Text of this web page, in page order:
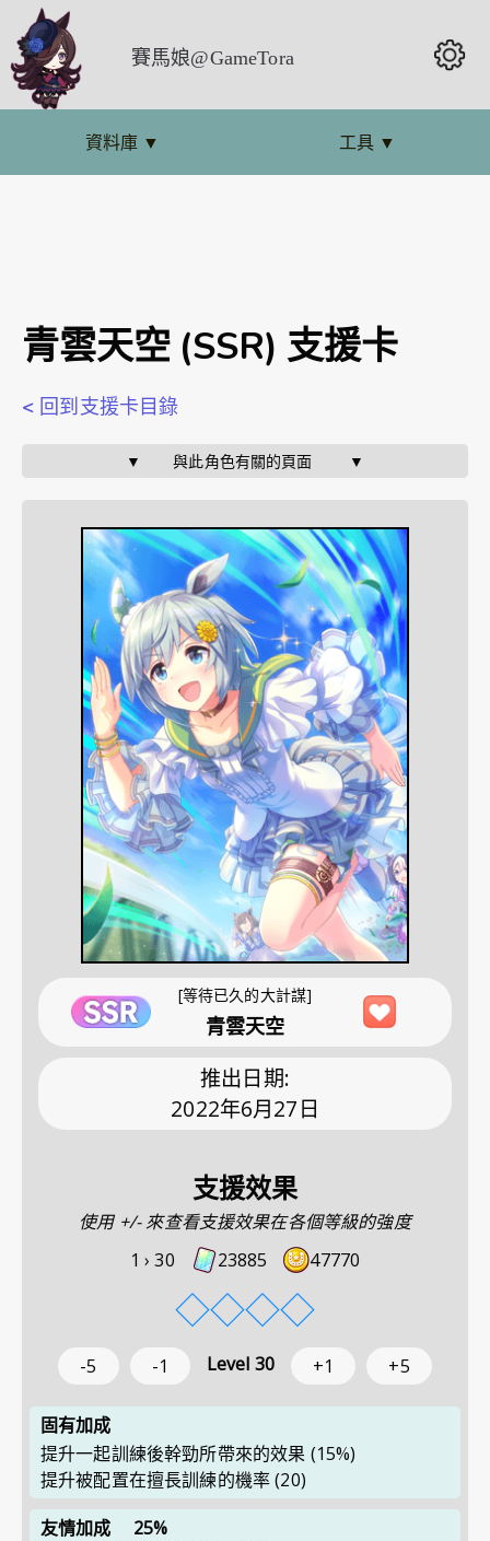
賽馬娘@GameTora
資料庫 ▼ 工具 ▼
青雲天空 (SSR) 支援卡
< 回到支援卡目錄
▼       與此角色有關的頁面        ▼
[等待已久的大計謀]
青雲天空
推出日期:
2022年6月27日
支援效果
使用 +/- 來查看支援效果在各個等級的強度
1 ›30 23885 47770
◇◇◇◇
-5 -1 Level 30 +1 +5
固有加成
提升一起訓練後幹勁所帶來的效果 (15%)
提升被配置在擅長訓練的機率(20)
友情加成
25%